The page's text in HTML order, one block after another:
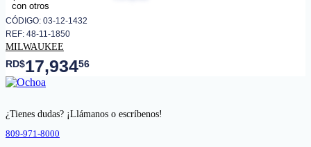
CÓDIGO: 03-12-1432
REF: 48-11-1850
MILWAUKEE
RD$17,93456
¿Tienes dudas? ¡Llámanos o escríbenos!
809-971-8000